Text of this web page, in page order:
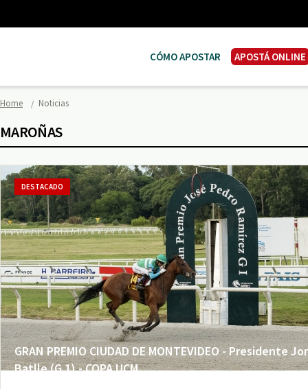
CÓMO APOSTAR APOSTÁ ONLINE
Home Noticias
MAROÑAS
GRAN PREMIO CIUDAD DE MONTEVIDEO - Presidente
Batlle (G 1) - COPA UCM
DESTACADO